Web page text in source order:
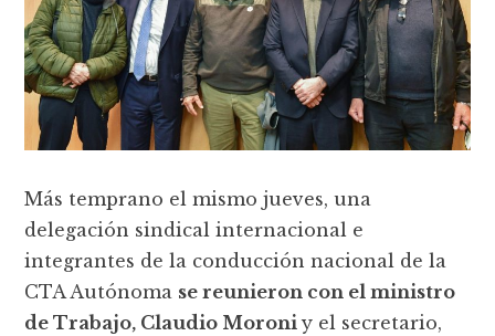
Más temprano el mismo jueves, una
delegación sindical internacional e
integrantes de la conducción nacional de la
CTA Autónoma se reunieron con el ministro
de Trabajo, Claudio Moroniy el secretario,